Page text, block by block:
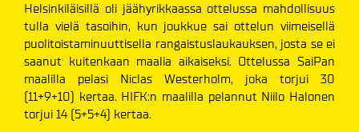
Helsinkiläisillä oli jäähyrikkaassa ottelussa mahdollisuus
tulla vielä tasoihin, kun joukkue sai ottelun viimeisellä
puolitoistaminuuttisella rangaistuslaukauksen, josta se ei
saanut kuitenkaan maalia aikaiseksi. Ottelussa SaiPan
maalilla pelasi Niclas Westerholm, joka torjui 30
(11+9+10) kertaa. HIFK:n maalilla pelannut Niilo Halonen
torjui 14 (5+5+4) kertaa.